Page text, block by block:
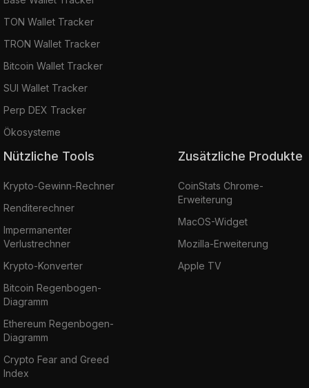
TON Wallet Tracker
TRON Wallet Tracker
Bitcoin Wallet Tracker
SUI Wallet Tracker
Perp DEX Tracker
Ökosysteme
Nützliche Tools
Krypto-Gewinn-Rechner
Renditerechner
Impermanenter
Verlustrechner
Krypto-Konverter
Bitcoin Regenbogen-
Diagramm
Ethereum Regenbogen-
Diagramm
Crypto Fear and Greed
Index
Zusätzliche Produkte
CoinStats Chrome-
Erweiterung
MacOS-Widget
Mozilla-Erweiterung
Apple TV